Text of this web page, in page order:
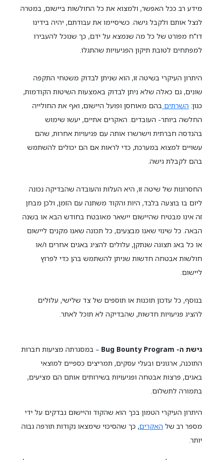
מידע רב ככל האפשר, ולמצוא את כל החולשות ביישום, במטרה
לנצל אותם ולקבל גישה. כשיסיימו את עבודתם, יהיה בידינו
דו"ח מפורט של כל מה שנמצא על ידם, כך שנוכל להעבירו
למפתחים לטובת תיקון הפגיעויות שהתגלו.
היתרון העיקרי בשיטה זו, הוא שניתן לבדוק משטחי התקפה
שונים, גם כאלה שלא ניתן לבדוק באמצעות השיטות הקודמות,
כגון: השרתים בהם מאוחסן ופועל היישום, ואף את החולייה
החלשה ביותר- העובדים. האקרים אתיים, יעשו שימוש
בהנדסה חברתית וישרשרו אותה עם פגיעויות אחרות, שהם
עשויים למצוא במערכת, כדי לראות אם הם יכולים להשתמש
בהם לקבלת גישה.
החסרונות של שיטה זו, היא העלות והעובדה שהבדיקה נכונה
ליום בו בוצעה בלבד, היות והקוד משתנה עם הזמן, ולכן מבחן
זה אינו מבטיח שהיישום יישאר מאובטח בחודש הבא או בשנה
הבאה. כל שינוי שאנו מבצעים, כל תכונה שאנו מקנים ליישום
או כל באג תצוגה שנתקן, עלולים להציג באגים אחרים ו/או
חולשות אבטחה חדשות שניתן להשתמש בהן כדי לפרוץ
ליישום.
בנוסף, כל עדכון תוכנות או תוספים של צד שלישי, עלולים
להציג פגיעויות חדשות, שהבדיקה לא תוכל לאתר.
גישת ה- Bug Bounty Program – במסגרתה מציעות חברות
התוכנה, ארגונים ובעלי עסקים, תמריצים כספיים למוצאי
באגים, פרצות אבטחה ופגיעויות בשירותים אותם הם מציעים,
בתמורה לתשלום.
היתרון העיקרי הטמון בכך הוא שהקוד והיישום נבדקים על ידי
מספר רב של האקרים, כך שהסיכוי שימצאו נקודות תורפה גבוה
יותר.